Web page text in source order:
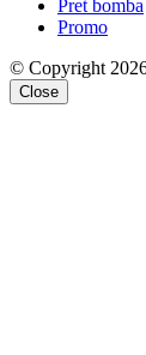
Pret bomba
Promo
© Copyright
Close